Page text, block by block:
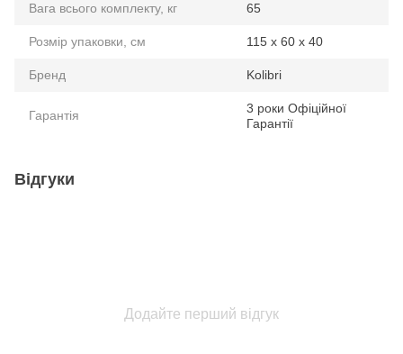
Вага всього комплекту, кг 65
Розмір упаковки, см 115 х 60 х 40
Бренд Kolibri
Гарантiя
3 роки Офіційної
Гарантії
Відгуки
Додайте перший відгук